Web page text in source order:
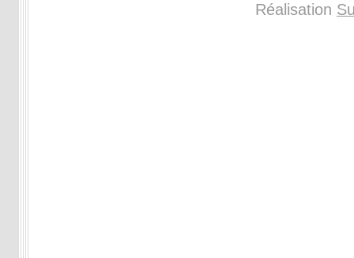
Réalisation